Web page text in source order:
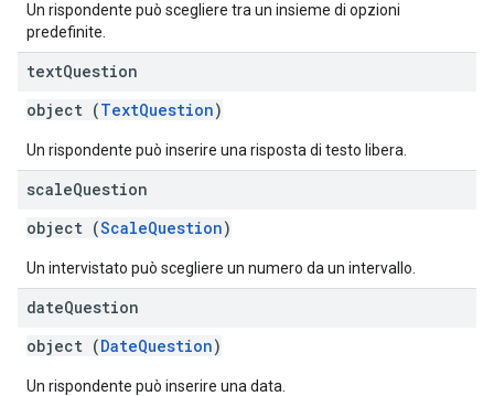
Un rispondente può scegliere tra un insieme di opzioni
predefinite.
textQuestion
object (TextQuestion)
Un rispondente può inserire una risposta di testo libera.
scaleQuestion
object (ScaleQuestion)
Un intervistato può scegliere un numero da un intervallo.
dateQuestion
object (DateQuestion)
Un rispondente può inserire una data.